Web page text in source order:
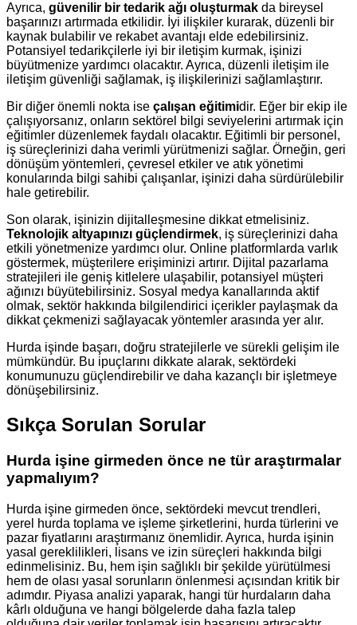
Ayrıca, güvenilir bir tedarik ağı oluşturmak da bireysel
başarınızı artırmada etkilidir. İyi ilişkiler kurarak, düzenli bir
kaynak bulabilir ve rekabet avantajı elde edebilirsiniz.
Potansiyel tedarikçilerle iyi bir iletişim kurmak, işinizi
büyütmenize yardımcı olacaktır. Ayrıca, düzenli iletişim ile
iletişim güvenliği sağlamak, iş ilişkilerinizi sağlamlaştırır.
Bir diğer önemli nokta ise çalışan eğitimidir. Eğer bir ekip ile
çalışıyorsanız, onların sektörel bilgi seviyelerini artırmak için
eğitimler düzenlemek faydalı olacaktır. Eğitimli bir personel,
iş süreçlerinizi daha verimli yürütmenizi sağlar. Örneğin, geri
dönüşüm yöntemleri, çevresel etkiler ve atık yönetimi
konularında bilgi sahibi çalışanlar, işinizi daha sürdürülebilir
hale getirebilir.
Son olarak, işinizin dijitalleşmesine dikkat etmelisiniz.
Teknolojik altyapınızı güçlendirmek, iş süreçlerinizi daha
etkili yönetmenize yardımcı olur. Online platformlarda varlık
göstermek, müşterilere erişiminizi artırır. Dijital pazarlama
stratejileri ile geniş kitlelere ulaşabilir, potansiyel müşteri
ağınızı büyütebilirsiniz. Sosyal medya kanallarında aktif
olmak, sektör hakkında bilgilendirici içerikler paylaşmak da
dikkat çekmenizi sağlayacak yöntemler arasında yer alır.
Hurda işinde başarı, doğru stratejilerle ve sürekli gelişim ile
mümkündür. Bu ipuçlarını dikkate alarak, sektördeki
konumunuzu güçlendirebilir ve daha kazançlı bir işletmeye
dönüşebilirsiniz.
Sıkça Sorulan Sorular
Hurda işine girmeden önce ne tür araştırmalar
yapmalıyım?
Hurda işine girmeden önce, sektördeki mevcut trendleri,
yerel hurda toplama ve işleme şirketlerini, hurda türlerini ve
pazar fiyatlarını araştırmanız önemlidir. Ayrıca, hurda işinin
yasal gereklilikleri, lisans ve izin süreçleri hakkında bilgi
edinmelisiniz. Bu, hem işin sağlıklı bir şekilde yürütülmesi
hem de olası yasal sorunların önlenmesi açısından kritik bir
adımdır. Piyasa analizi yaparak, hangi tür hurdaların daha
kârlı olduğuna ve hangi bölgelerde daha fazla talep